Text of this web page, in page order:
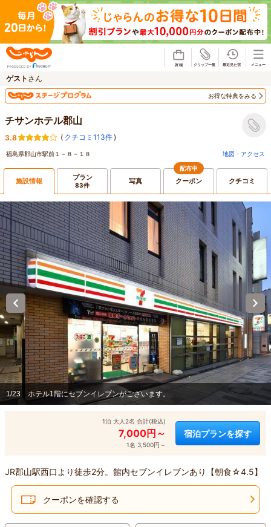
ゲスト さん
お得な特典をみる
チサンホテル郡山
3.8 ( クチコミ113件)
福島県郡山市駅前１－８－１８ 地図・アクセス
施設情報 プラン
83件 写真
配布中
クーポン クチコミ
1/23 ホテル1階にセブンイレブンがございます。
1泊 大人2名 合計(税込)
7,000円～
1名 3,500円～
宿泊プランを探す
JR郡山駅西口より徒歩2分。館内セブンイレブンあり【朝食☆4.5】
クーポンを確認する